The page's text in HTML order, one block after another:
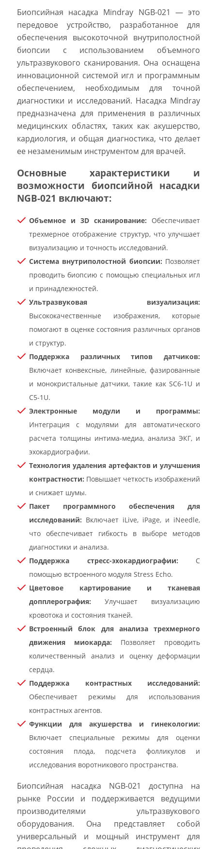
Биопсийная насадка Mindray NGB-021 — это
передовое устройство, разработанное для
обеспечения высокоточной внутриполостной
биопсии с использованием объемного
ультразвукового сканирования. Она оснащена
инновационной системой игл и программным
обеспечением, необходимым для точной
диагностики и исследований. Насадка Mindray
предназначена для применения в различных
медицинских областях, таких как акушерство,
кардиология, и общая диагностика, что делает
ее незаменимым инструментом для врачей.
Основные характеристики и
возможности биопсийной насадки
NGB-021 включают:
Объемное и 3D сканирование: Обеспечивает
трехмерное отображение структур, что улучшает
визуализацию и точность исследований.
Система внутриполостной биопсии: Позволяет
проводить биопсию с помощью специальных игл
и принадлежностей.
Ультразвуковая визуализация:
Высококачественные изображения, которые
помогают в оценке состояния различных органов
и структур.
Поддержка различных типов датчиков:
Включает конвексные, линейные, фазированные
и монокристальные датчики, такие как SC6-1U и
C5-1U.
Электронные модули и программы:
Интеграция с модулями для автоматического
расчета толщины интима-медиа, анализа ЭКГ, и
эхокардиографии.
Технология удаления артефактов и улучшения
контрастности: Повышает четкость изображений
и снижает шумы.
Пакет программного обеспечения для
исследований: Включает iLive, iPage, и iNeedle,
что обеспечивает гибкость в выборе методов
диагностики и анализа.
Поддержка стресс-эхокардиографии: С
помощью встроенного модуля Stress Echo.
Цветовое картирование и тканевая
допплерография: Улучшает визуализацию
кровотока и состояния тканей.
Встроенный блок для анализа трехмерного
движения миокарда: Позволяет проводить
количественный анализ и оценку деформации
сердца.
Поддержка контрастных исследований:
Обеспечивает режимы для использования
контрастных агентов.
Функции для акушерства и гинекологии:
Включает специальные режимы для оценки
состояния плода, подсчета фолликулов и
исследования воротникового пространства.
Биопсийная насадка NGB-021 доступна на
рынке России и поддерживается ведущими
производителями ультразвукового
оборудования. Она представляет собой
универсальный и мощный инструмент для